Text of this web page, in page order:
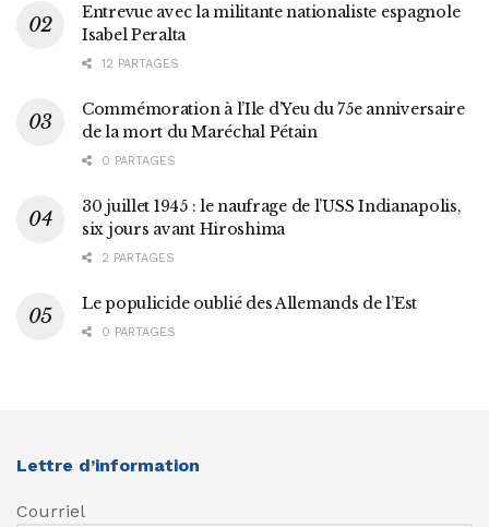
Entrevue avec la militante nationaliste espagnole
Isabel Peralta
12 PARTAGES
Commémoration à l’Ile d’Yeu du 75e anniversaire
de la mort du Maréchal Pétain
0 PARTAGES
30 juillet 1945 : le naufrage de l’USS Indianapolis,
six jours avant Hiroshima
2 PARTAGES
Le populicide oublié des Allemands de l’Est
0 PARTAGES
Lettre d’information
Courriel